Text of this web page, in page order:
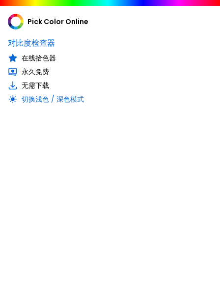
Pick Color Online
对比度检查器
在线拾色器
永久免费
无需下载
切换浅色 / 深色模式